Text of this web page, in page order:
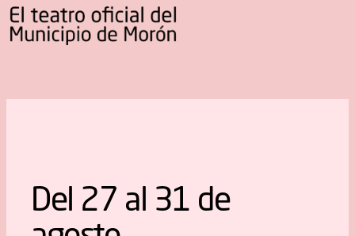
Del 27 al 31 de